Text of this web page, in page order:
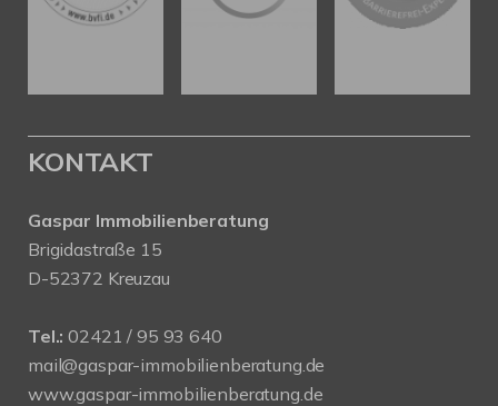
KONTAKT
Gaspar Immobilienberatung
Brigidastraße 15
D-52372 Kreuzau
Tel.: 02421 / 95 93 640
mail@gaspar-immobilienberatung.de
www.gaspar-immobilienberatung.de